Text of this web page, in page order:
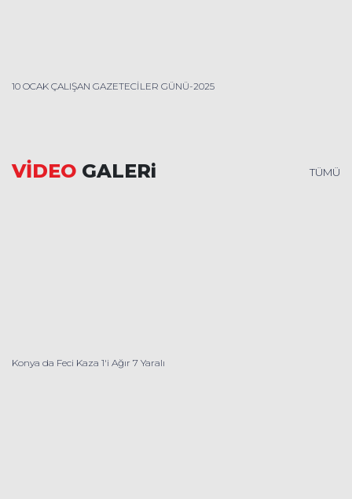
10 OCAK ÇALIŞAN GAZETECİLER GÜNÜ-2025
VİDEO GALERi TÜMÜ
Konya da Feci Kaza 1'i Ağır 7 Yaralı